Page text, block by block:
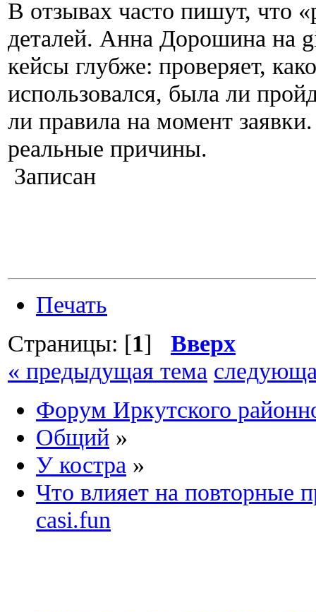
В отзывах часто пишут, что
деталей. Анна Дорошина на
кейсы глубже: проверяет,
использовался, была ли
ли правила на момент
реальные причины.
Записан
Печать
Страницы: [1] Вверх
« предыдущая тема
Форум Иркутского
Общий »
У костра »
Что влияет на повторные
casi.fun